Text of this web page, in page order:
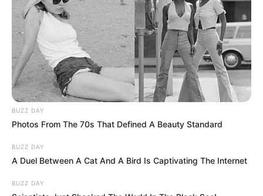
BUZZ DAY
Photos From The 70s That Defined A Beauty Standard
BUZZ DAY
A Duel Between A Cat And A Bird Is Captivating The Internet
BUZZ DAY